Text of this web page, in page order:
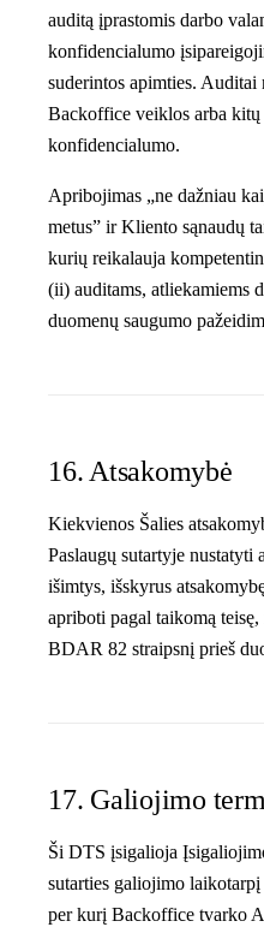
auditą įprastomis darbo
konfidencialumo
suderintos apimties.
Backoffice veiklos arba
konfidencialumo.
Apribojimas „ne dažniau
metus” ir Kliento sąnaudų
kurių reikalauja
(ii) auditams, atliekamiems
duomenų saugumo
16. Atsakomybė
Kiekvienos Šalies
Paslaugų sutartyje nustatyti
išimtys, išskyrus
apriboti pagal taikomą
BDAR 82 straipsnį prieš
17. Galiojimo
Ši DTS įsigalioja
sutarties galiojimo
per kurį Backoffice tvarko